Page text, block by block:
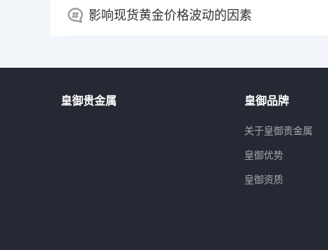
影响现货黄金价格波动的因素
皇御贵金属 皇御品牌
关于皇御贵金属
皇御优势
皇御资质